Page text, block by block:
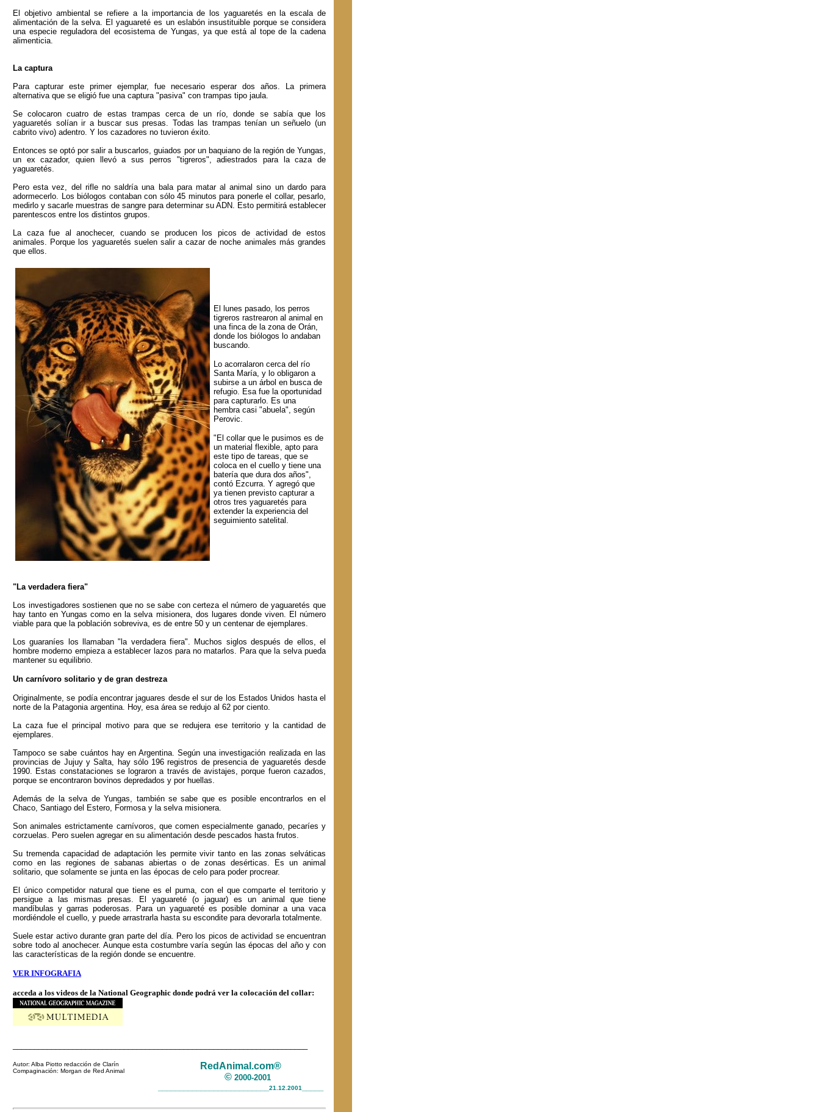
El objetivo ambiental se refiere a la importancia de los yaguaretés en la escala de
alimentación de la selva. El yaguareté es un eslabón insustituible porque se considera
una especie reguladora del ecosistema de Yungas, ya que está al tope de la cadena
alimenticia.
La captura
Para capturar este primer ejemplar, fue necesario esperar dos años. La primera
alternativa que se eligió fue una captura "pasiva" con trampas tipo jaula.
Se colocaron cuatro de estas trampas cerca de un río, donde se sabía que los
yaguaretés solían ir a buscar sus presas. Todas las trampas tenían un señuelo (un
cabrito vivo) adentro. Y los cazadores no tuvieron éxito.
Entonces se optó por salir a buscarlos, guiados por un baquiano de la región de Yungas,
un ex cazador, quien llevó a sus perros "tigreros", adiestrados para la caza de
yaguaretés.
Pero esta vez, del rifle no saldría una bala para matar al animal sino un dardo para
adormecerlo. Los biólogos contaban con sólo 45 minutos para ponerle el collar, pesarlo,
medirlo y sacarle muestras de sangre para determinar su ADN. Esto permitirá establecer
parentescos entre los distintos grupos.
La caza fue al anochecer, cuando se producen los picos de actividad de estos
animales. Porque los yaguaretés suelen salir a cazar de noche animales más grandes
que ellos.
El lunes pasado, los perros
tigreros rastrearon al animal en
una finca de la zona de Orán,
donde los biólogos lo andaban
buscando.
Lo acorralaron cerca del río
Santa María, y lo obligaron a
subirse a un árbol en busca de
refugio. Esa fue la oportunidad
para capturarlo. Es una
hembra casi "abuela", según
Perovic.
"El collar que le pusimos es de
un material flexible, apto para
este tipo de tareas, que se
coloca en el cuello y tiene una
batería que dura dos años",
contó Ezcurra. Y agregó que
ya tienen previsto capturar a
otros tres yaguaretés para
extender la experiencia del
seguimiento satelital.
"La verdadera fiera"
Los investigadores sostienen que no se sabe con certeza el número de yaguaretés que
hay tanto en Yungas como en la selva misionera, dos lugares donde viven. El número
viable para que la población sobreviva, es de entre 50 y un centenar de ejemplares.
Los guaraníes los llamaban "la verdadera fiera". Muchos siglos después de ellos, el
hombre moderno empieza a establecer lazos para no matarlos. Para que la selva pueda
mantener su equilibrio.
Un carnívoro solitario y de gran destreza
Originalmente, se podía encontrar jaguares desde el sur de los Estados Unidos hasta el
norte de la Patagonia argentina. Hoy, esa área se redujo al 62 por ciento.
La caza fue el principal motivo para que se redujera ese territorio y la cantidad de
ejemplares.
Tampoco se sabe cuántos hay en Argentina. Según una investigación realizada en las
provincias de Jujuy y Salta, hay sólo 196 registros de presencia de yaguaretés desde
1990. Estas constataciones se lograron a través de avistajes, porque fueron cazados,
porque se encontraron bovinos depredados y por huellas.
Además de la selva de Yungas, también se sabe que es posible encontrarlos en el
Chaco, Santiago del Estero, Formosa y la selva misionera.
Son animales estrictamente carnívoros, que comen especialmente ganado, pecaríes y
corzuelas. Pero suelen agregar en su alimentación desde pescados hasta frutos.
Su tremenda capacidad de adaptación les permite vivir tanto en las zonas selváticas
como en las regiones de sabanas abiertas o de zonas desérticas. Es un animal
solitario, que solamente se junta en las épocas de celo para poder procrear.
El único competidor natural que tiene es el puma, con el que comparte el territorio y
persigue a las mismas presas. El yaguareté (o jaguar) es un animal que tiene
mandíbulas y garras poderosas. Para un yaguareté es posible dominar a una vaca
mordiéndole el cuello, y puede arrastrarla hasta su escondite para devorarla totalmente.
Suele estar activo durante gran parte del día. Pero los picos de actividad se encuentran
sobre todo al anochecer. Aunque esta costumbre varía según las épocas del año y con
las características de la región donde se encuentre.
VER INFOGRAFIA
acceda a los videos de la National Geographic donde podrá ver la colocación del collar:
Autor: Alba Piotto redacción de Clarín
Compaginación: Morgan de Red Animal
RedAnimal.com®
© 2000-2001
21.12.2001_____